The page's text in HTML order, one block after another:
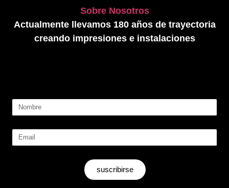
Sobre Nosotros
Actualmente llevamos 180 años de trayectoria
creando impresiones e instalaciones
suscribirse